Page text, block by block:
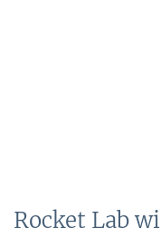
Rocket Lab